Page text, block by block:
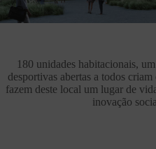
180 unidades habitacionais,
desportivas abertas a todos
fazem deste local um lugar de
inovação